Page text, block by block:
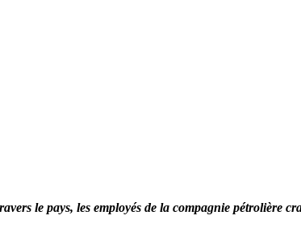
le pays, les employés de la compagnie pétrolière